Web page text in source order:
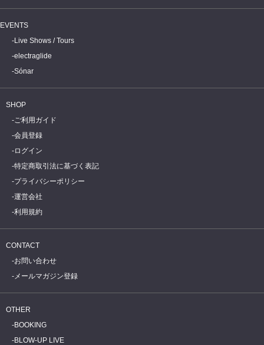
EVENTS
Live Shows / Tours
electraglide
Sónar
SHOP
ご利用ガイド
会員登録
ログイン
特定商取引法に基づく表記
プライバシーポリシー
運営会社
利用規約
CONTACT
お問い合わせ
メールマガジン登録
OTHER
BOOKING
BLOW-UP LIVE